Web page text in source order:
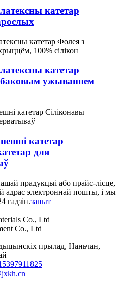
катетар
катетар
ужываннем
катетар
для
прадукцыі або прайс-лісце,
адрас электроннай пошты, і мы
гадзін.запыт
Co., Ltd
Co., Ltd
прылад, Наньчан,